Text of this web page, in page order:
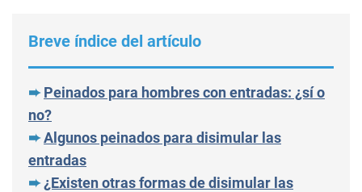
Breve índice del artículo
➨Peinados para hombres con entradas: ¿sí o
no?
➨Algunos peinados para disimular las
entradas
➨¿Existen otras formas de disimular las